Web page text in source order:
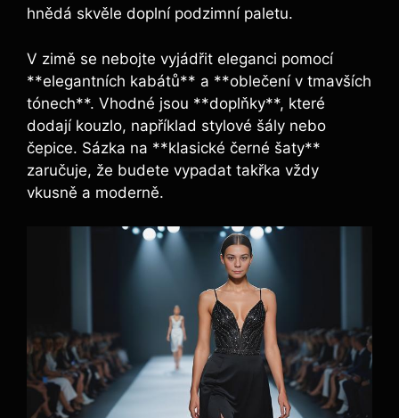
hnědá skvěle doplní podzimní paletu.
V zimě se nebojte vyjádřit eleganci pomocí
**elegantních kabátů** a **oblečení v tmavších
tónech**. Vhodné jsou **doplňky**, které
dodají kouzlo, například stylové šály nebo
čepice. Sázka na **klasické černé šaty**
zaručuje, že budete vypadat takřka vždy
vkusně a moderně.